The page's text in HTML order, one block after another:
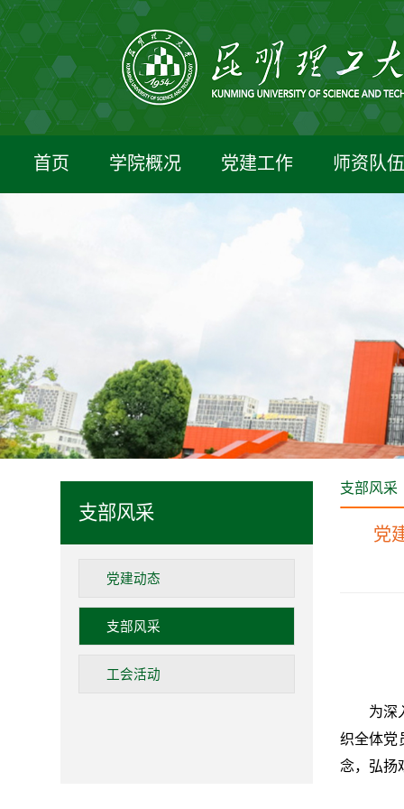
首页 学院概况 党建工作 师资队
支部风采
党建动态
支部风采
工会活动
支部风采
党
为深
织全体党
念，弘扬